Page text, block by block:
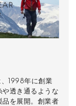
1998年に創業
透き通るような
を展開。創業者